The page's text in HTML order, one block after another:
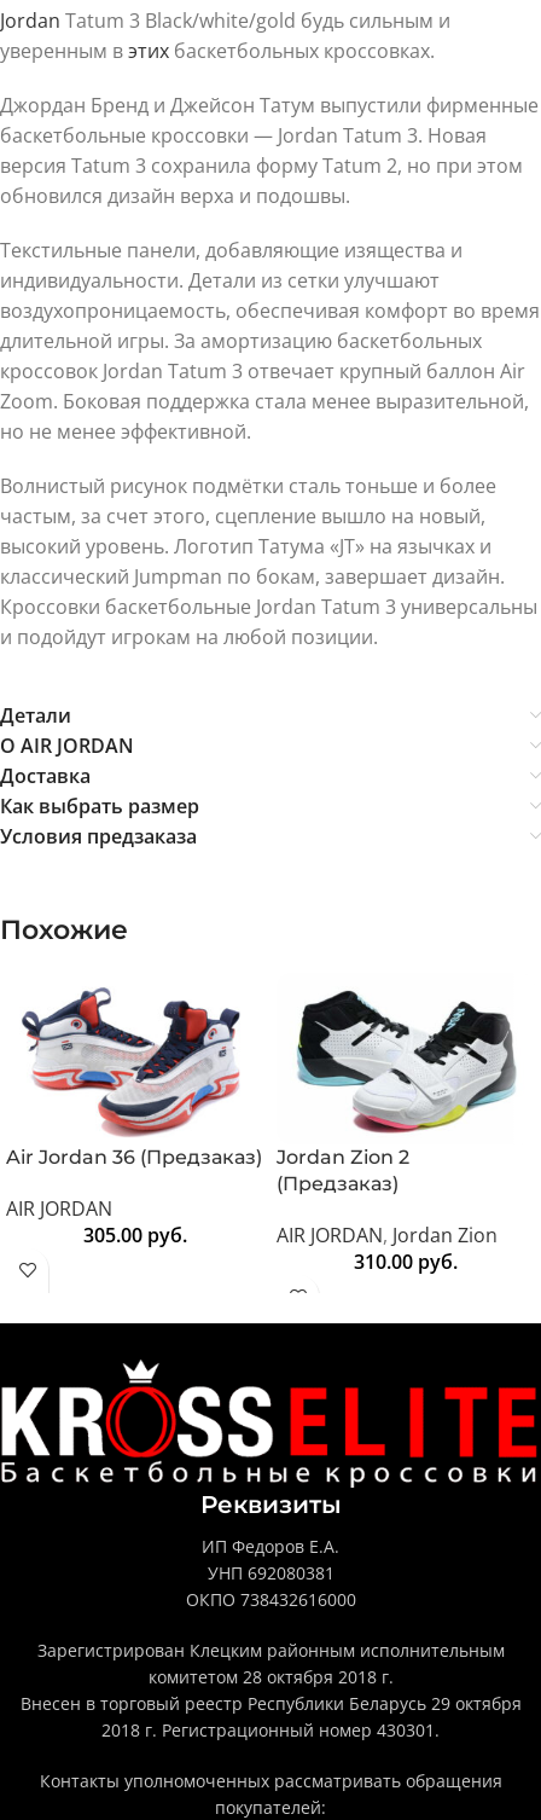
Jordan Tatum 3 Black/white/gold будь сильным и
уверенным вэтих баскетбольных кроссовках.
Джордан Бренд и Джейсон Татум выпустили фирменные
баскетбольные кроссовки — Jordan Tatum 3. Новая
версия Tatum 3 сохранила форму Tatum 2, но при этом
обновился дизайн верха и подошвы.
Текстильные панели, добавляющие изящества и
индивидуальности. Детали из сетки улучшают
воздухопроницаемость, обеспечивая комфорт во время
длительной игры. За амортизацию баскетбольных
кроссовок Jordan Tatum 3 отвечает крупный баллон Air
Zoom. Боковая поддержка стала менее выразительной,
но не менее эффективной.
Волнистый рисунок подмётки сталь тоньше и более
частым, за счет этого, сцепление вышло на новый,
высокий уровень. Логотип Татума «JT» на язычках и
классический Jumpman по бокам, завершает дизайн.
Кроссовки баскетбольные Jordan Tatum 3 универсальны
и подойдут игрокам на любой позиции.
Детали
О AIR JORDAN
Доставка
Как выбрать размер
Условия предзаказа
Похожие
Air Jordan 36 (Предзаказ)
AIR JORDAN
305.00 руб.
Jordan Zion 2
(Предзаказ)
AIR JORDAN, Jordan Zion
310.00 руб.
Реквизиты
ИП Федоров Е.А.
УНП 692080381
ОКПО 738432616000
Зарегистрирован Клецким районным исполнительным
комитетом 28 октября 2018 г.
Внесен в торговый реестр Республики Беларусь 29 октября
2018 г. Регистрационный номер 430301.
Контакты уполномоченных рассматривать обращения
покупателей: